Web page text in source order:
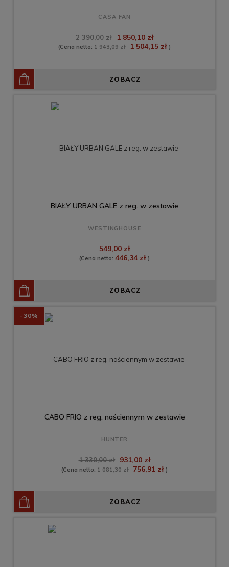
CASA FAN
2 390,00 zł 1 850,10 zł
(Cena netto: 1 943,09 zł 1 504,15 zł )
ZOBACZ
BIAŁY URBAN GALE z reg. w zestawie
WESTINGHOUSE
549,00 zł
(Cena netto: 446,34 zł )
ZOBACZ
CABO FRIO z reg. naściennym w zestawie
HUNTER
1 330,00 zł 931,00 zł
(Cena netto: 1 081,30 zł 756,91 zł )
ZOBACZ
-30%